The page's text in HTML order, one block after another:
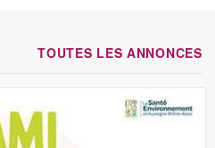
TOUTES LES ANNONCES